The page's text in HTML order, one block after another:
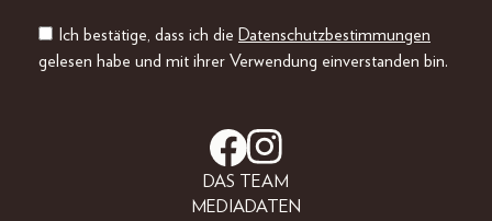
Ich bestätige, dass ich die Datenschutzbestimmungen
gelesen habe und mit ihrer Verwendung einverstanden bin.
DAS TEAM
MEDIADATEN